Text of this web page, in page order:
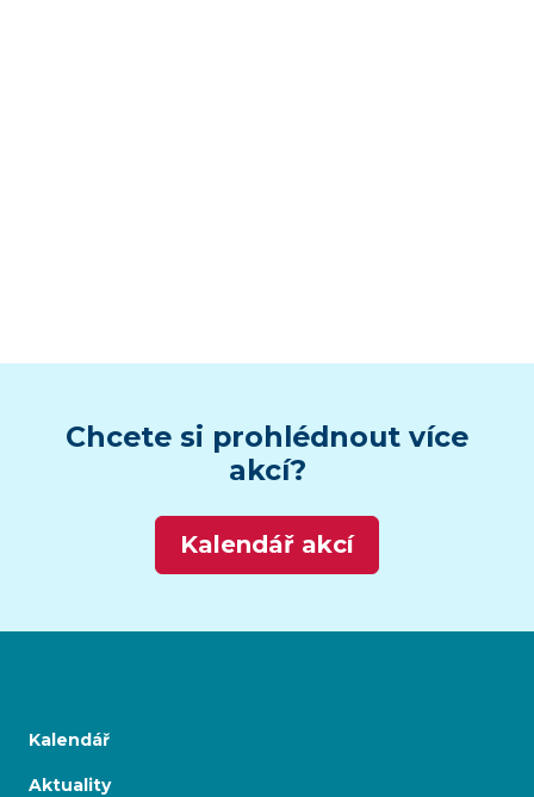
Chcete si prohlédnout více
akcí?
Kalendář akcí
Kalendář
Aktuality